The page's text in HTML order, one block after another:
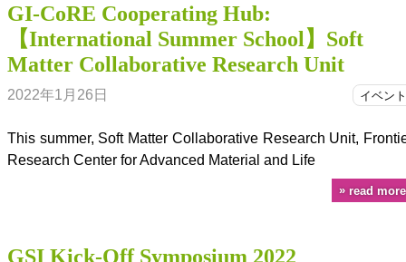
GI-CoRE Cooperating Hub:
【International Summer School】Soft
Matter Collaborative Research Unit
イベント
2022年1月26日
This summer, Soft Matter Collaborative Research Unit,
Research Center for Advanced Material and Life
read more
GSI Kick-Off Symposium 2022